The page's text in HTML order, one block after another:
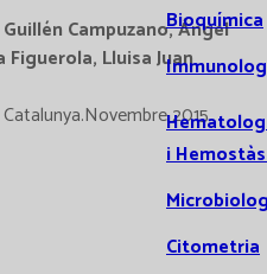
Bioquímica
i
Citometria
Guillén Campuzano, Ángel
Figuerola, Lluisa Juan
Catalunya.Novembre 2015